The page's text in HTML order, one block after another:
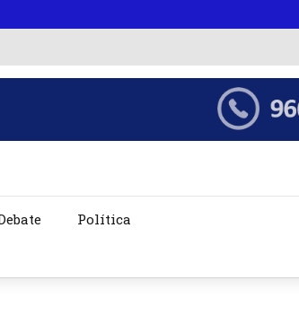
Política